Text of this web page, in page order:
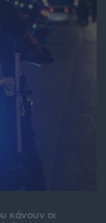
κάνουν οι